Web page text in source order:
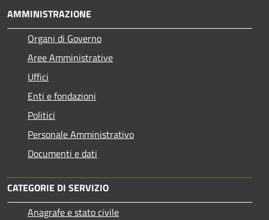
AMMINISTRAZIONE
Organi di Governo
Aree Amministrative
Uffici
Enti e fondazioni
Politici
Personale Amministrativo
Documenti e dati
CATEGORIE DI SERVIZIO
Anagrafe e stato civile